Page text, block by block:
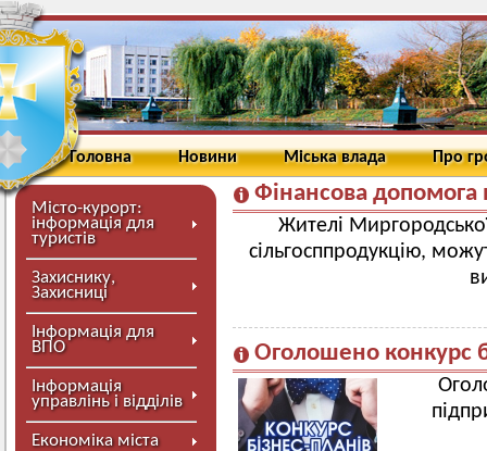
Головна Новини Міська влада Про
Місто-курорт:
інформація для
туристів
Захиснику,
Захисниці
Інформація для
ВПО
Інформація
управлінь і відділів
Економіка міста
Фінансова допомога
Жителі
сільгосппродукцію,
Оголошено конкурс